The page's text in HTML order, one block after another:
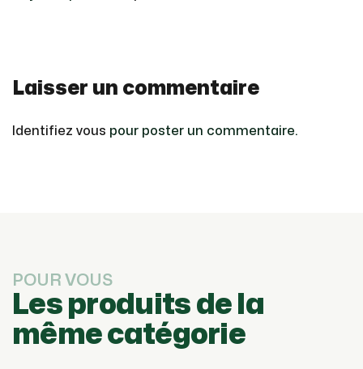
Laisser un commentaire
Identifiez vous pour poster un commentaire.
POUR VOUS
Les produits de la
même catégorie